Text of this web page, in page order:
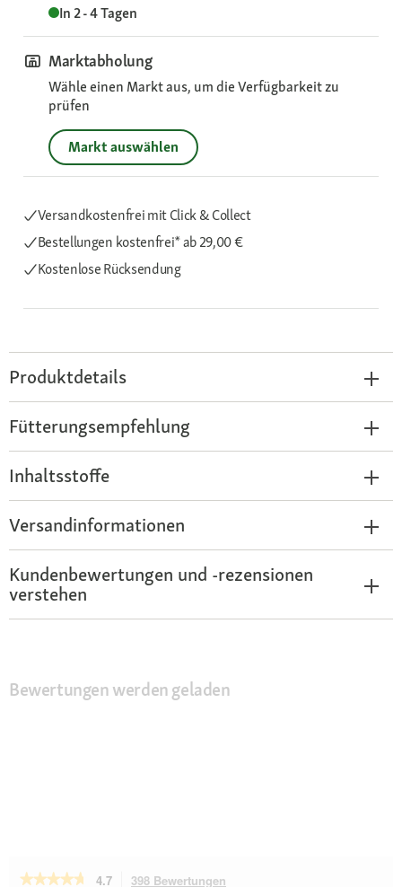
In 2 - 4 Tagen
Marktabholung
Wähle einen Markt aus, um die Verfügbarkeit zu
prüfen
Markt auswählen
Versandkostenfrei mit Click & Collect
Bestellungen kostenfrei*ab 29,00 €
Kostenlose Rücksendung
Produktdetails
Fütterungsempfehlung
Inhaltsstoffe
Versandinformationen
Kundenbewertungen und -rezensionen
verstehen
Bewertungen werden geladen
★★★★★
★★★★★ 4.7 398 Bewertungen